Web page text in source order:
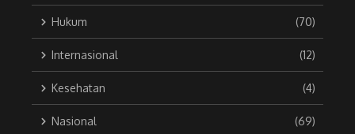
Hukum (70)
Internasional (12)
Kesehatan (4)
Nasional (69)